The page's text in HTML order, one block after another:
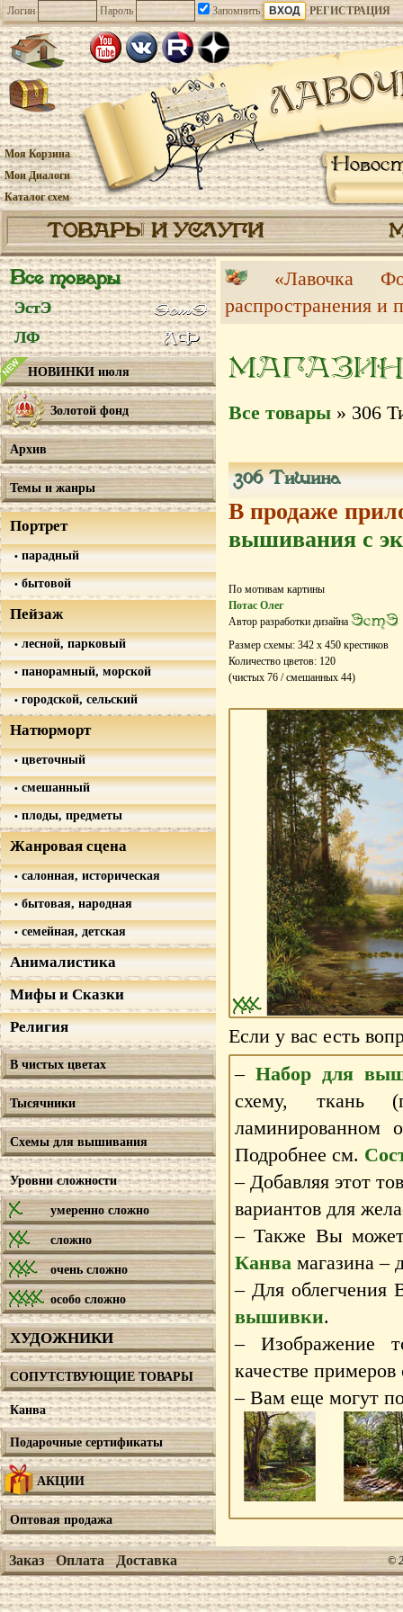
Логин Пароль Запомнить РЕГИСТРАЦИЯ
Моя Корзина
Мои Диалоги
Каталог схем
ТОВАРЫ И УСЛУГИ
Все товары
ЭстЭ
ЛФ
НОВИНКИ июля
Золотой фонд
Архив
Темы и жанры
Портрет
парадный
бытовой
Пейзаж
лесной, парковый
панорамный, морской
городской, сельский
Натюрморт
цветочный
смешанный
плоды, предметы
Жанровая сцена
салонная, историческая
бытовая, народная
семейная, детская
Анималистика
Мифы и Сказки
Религия
В чистых цветах
Тысячники
Схемы для вышивания
Уровни сложности
умеренно сложно
сложно
очень сложно
особо сложно
ХУДОЖНИКИ
СОПУТСТВУЮЩИЕ ТОВАРЫ
Канва
Подарочные сертификаты
АКЦИИ
Оптовая продажа
«Лавочка
распространения и
МАГАЗИН
Все товары » 306
306 Тишина
В продаже
вышивания с
По мотивам картины
Потас Олег
Автор разработки дизайна ЭстЭ
Размер схемы: 342 х 450 крестиков
Количество цветов: 120
(чистых 76 / смешанных 44)
Если у вас есть
–Набор для
схему, ткань
ламинированном
Подробнее см.
– Добавляя этот
вариантов для
– Также Вы
Канва магазина –
– Для облегчения
вышивки.
– Изображение
качестве
– Вам еще могут
Заказ Оплата Доставка ©